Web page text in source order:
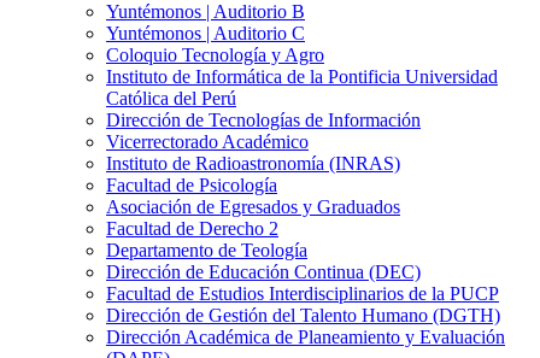
Yuntémonos | Auditorio B
Yuntémonos | Auditorio C
Coloquio Tecnología y Agro
Instituto de Informática de la Pontificia Universidad
Católica del Perú
Dirección de Tecnologías de Información
Vicerrectorado Académico
Instituto de Radioastronomía (INRAS)
Facultad de Psicología
Asociación de Egresados y Graduados
Facultad de Derecho 2
Departamento de Teología
Dirección de Educación Continua (DEC)
Facultad de Estudios Interdisciplinarios de la PUCP
Dirección de Gestión del Talento Humano (DGTH)
Dirección Académica de Planeamiento y Evaluación